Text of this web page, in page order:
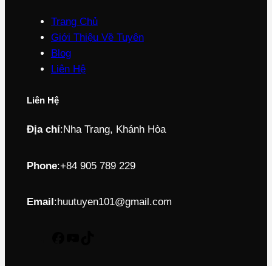
Trang Chủ
Giới Thiệu Về Tuyên
Blog
Liên Hệ
Liên Hệ
Địa chỉ:Nha Trang, Khánh Hòa
Phone:+84 905 789 229
Email :huutuyen101@gmail.com